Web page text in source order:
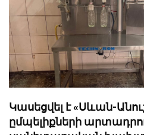
Կասեցվել է «Սևան-
ըմպելիքների